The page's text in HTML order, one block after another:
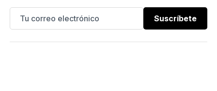
Suscríbete